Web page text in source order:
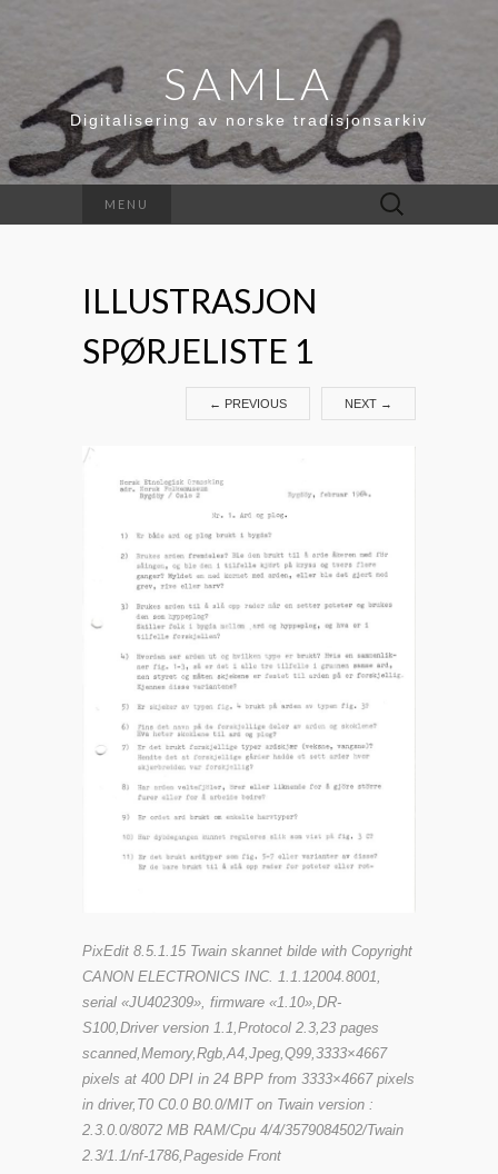
SAMLA
Digitalisering av norske tradisjonsarkiv
MENU
Leit
etter:
ILLUSTRASJON
SPØRJELISTE 1
← PREVIOUS NEXT →
PixEdit 8.5.1.15 Twain skannet bilde with Copyright
CANON ELECTRONICS INC. 1.1.12004.8001,
serial «JU402309», firmware «1.10»,DR-
S100,Driver version 1.1,Protocol 2.3,23 pages
scanned,Memory,Rgb,A4,Jpeg,Q99,3333×4667
pixels at 400 DPI in 24 BPP from 3333×4667 pixels
in driver,T0 C0.0 B0.0/MIT on Twain version :
2.3.0.0/8072 MB RAM/Cpu 4/4/3579084502/Twain
2.3/1.1/nf-1786,Pageside Front